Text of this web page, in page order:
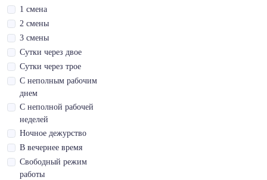
удостоверение кат.
D
Водительское
удостоверение кат.
D1
Водительское
удостоверение кат.
D1E
Водительское
удостоверение кат.
DE
1 смена
2 смены
3 смены
Сутки через двое
Сутки через трое
С неполным рабочим
днем
С неполной рабочей
неделей
Ночное дежурство
В вечернее время
Свободный режим
работы